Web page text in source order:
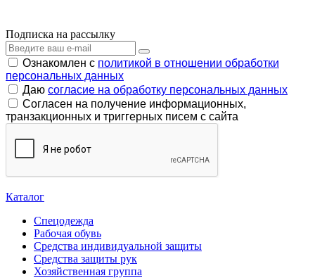
Подписка на рассылку
Ознакомлен с политикой в отношении обработки
персональных данных
Даю согласие на обработку персональных данных
Согласен на получение информационных,
транзакционных и триггерных писем с сайта
Каталог
Спецодежда
Рабочая обувь
Средства индивидуальной защиты
Средства защиты рук
Хозяйственная группа